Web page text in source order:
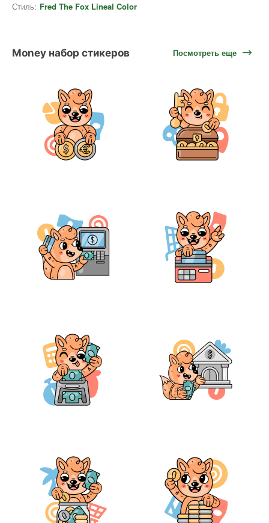
Стиль: Fred The Fox Lineal Color
Money набор стикеров Посмотреть еще